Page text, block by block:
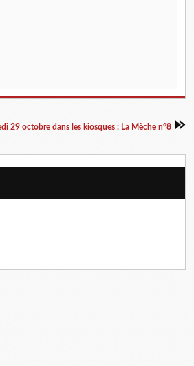
29 octobre dans les kiosques : La Mèche n°8